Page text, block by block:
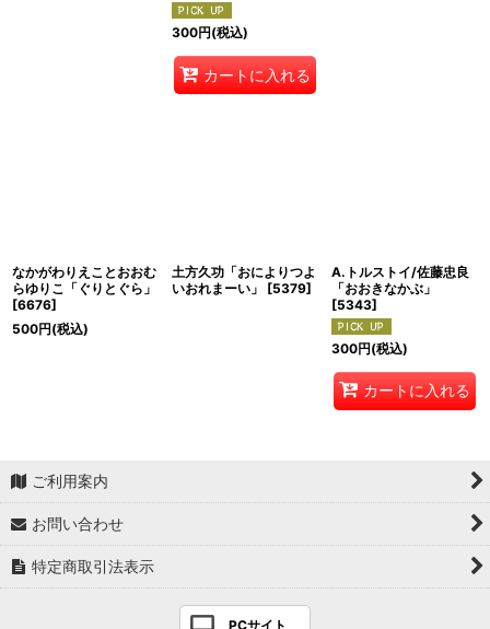
300円(税込)
カートに入れる
なかがわりえことおおむ
らゆりこ「ぐりとぐら」
[6676]
500円(税込)
土方久功「おによりつよ
いおれまーい」
[5379]
A.トルストイ/佐藤忠良
「おおきなかぶ」
[5343]
300円(税込)
カートに入れる
ご利用案内
お問い合わせ
特定商取引法表示
PCサイト